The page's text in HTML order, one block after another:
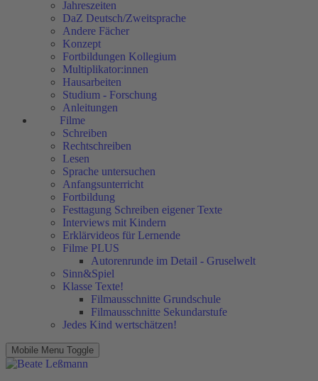
Jahreszeiten
DaZ Deutsch/Zweitsprache
Andere Fächer
Konzept
Fortbildungen Kollegium
Multiplikator:innen
Hausarbeiten
Studium - Forschung
Anleitungen
Filme
Schreiben
Rechtschreiben
Lesen
Sprache untersuchen
Anfangsunterricht
Fortbildung
Festtagung Schreiben eigener Texte
Interviews mit Kindern
Erklärvideos für Lernende
Filme PLUS
Autorenrunde im Detail - Gruselwelt
Sinn&Spiel
Klasse Texte!
Filmausschnitte Grundschule
Filmausschnitte Sekundarstufe
Jedes Kind wertschätzen!
Mobile Menu Toggle